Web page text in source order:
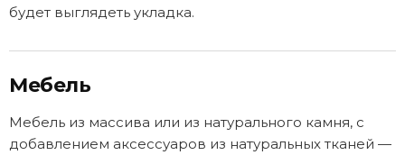
будет выглядеть укладка.
Мебель
Мебель из массива или из натурального камня, с
добавлением аксессуаров из натуральных тканей —